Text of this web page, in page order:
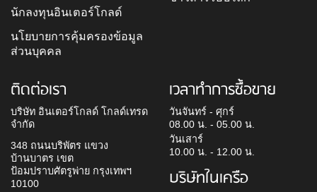
นักลงทุนอินเตอร์โกลด์
นโยบายการคุ้มครองข้อมูล
ส่วนบุคคล
ติดต่อเรา
บริษัท อินเตอร์โกลด์ โกลด์เทรด
จำกัด
348 ถนนบริพัตร แขวง
บ้านบาตร เขต
ป้อมปราบศัตรูพ่าย กรุงเทพฯ
10100
เวลาทำการซื้อขาย
วันจันทร์ - ศุกร์
08.00 น. - 05.00 น.
วันเสาร์
10.00 น. - 12.00 น.
บริษัทในเครือ